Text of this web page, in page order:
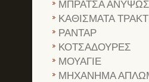
ΜΠΡΑΤΣΑ
ΚΑΘΙΣΜΑΤΑ
ΡΑΝΤΑΡ
ΚΟΤΣΑΔΟΥΡΕΣ
ΜΟΥΑΓΙΕ
ΜΗΧΑΝΗΜΑ